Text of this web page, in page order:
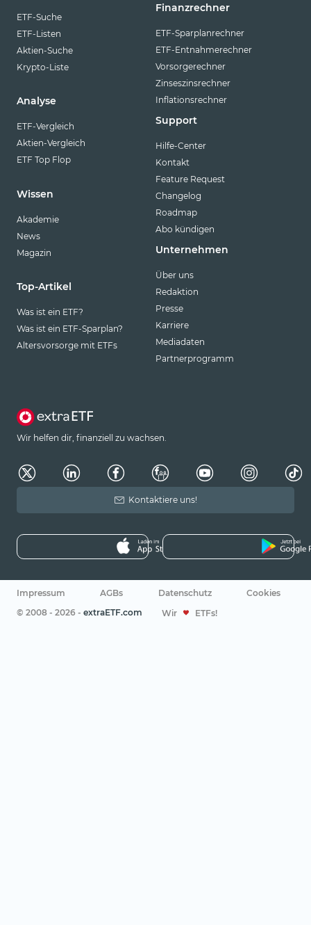
ETF-Suche
ETF-Listen
Aktien-Suche
Krypto-Liste
Analyse
ETF-Vergleich
Aktien-Vergleich
ETF Top Flop
Wissen
Akademie
News
Magazin
Top-Artikel
Was ist ein ETF?
Was ist ein ETF-Sparplan?
Altersvorsorge mit ETFs
Finanzrechner
ETF-Sparplanrechner
ETF-Entnahmerechner
Vorsorgerechner
Zinseszinsrechner
Inflationsrechner
Support
Hilfe-Center
Kontakt
Feature Request
Changelog
Roadmap
Abo kündigen
Unternehmen
Über uns
Redaktion
Presse
Karriere
Mediadaten
Partnerprogramm
Wir helfen dir, finanziell zu wachsen.
Kontaktiere uns!
Impressum AGBs Datenschutz
Cookies
© 2008 - 2026 - extraETF.com Wir ETFs!